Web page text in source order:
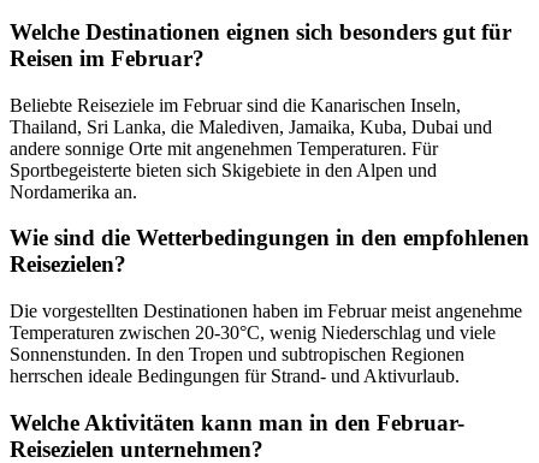
Welche Destinationen eignen sich besonders gut für
Reisen im Februar?
Beliebte Reiseziele im Februar sind die Kanarischen Inseln,
Thailand, Sri Lanka, die Malediven, Jamaika, Kuba, Dubai und
andere sonnige Orte mit angenehmen Temperaturen. Für
Sportbegeisterte bieten sich Skigebiete in den Alpen und
Nordamerika an.
Wie sind die Wetterbedingungen in den empfohlenen
Reisezielen?
Die vorgestellten Destinationen haben im Februar meist angenehme
Temperaturen zwischen 20-30°C, wenig Niederschlag und viele
Sonnenstunden. In den Tropen und subtropischen Regionen
herrschen ideale Bedingungen für Strand- und Aktivurlaub.
Welche Aktivitäten kann man in den Februar-
Reisezielen unternehmen?